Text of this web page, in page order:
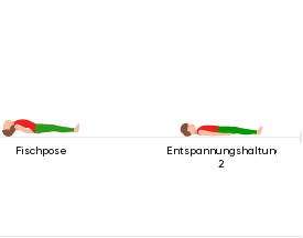
Fischpose
Entspannungshaltung
2